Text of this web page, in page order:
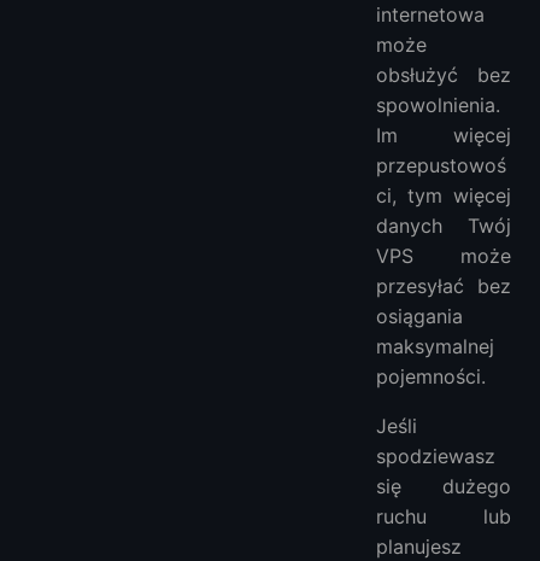
internetowa
może
obsłużyć bez
spowolnienia.
Im więcej
przepustowoś
ci, tym więcej
danych Twój
VPS może
przesyłać bez
osiągania
maksymalnej
pojemności.
Jeśli
spodziewasz
się dużego
ruchu lub
planujesz